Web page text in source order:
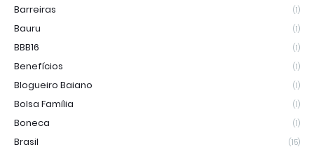
Barreiras (1)
Bauru (1)
BBB16 (1)
Benefícios (1)
Blogueiro Baiano (1)
Bolsa Família (1)
Boneca (1)
Brasil (15)